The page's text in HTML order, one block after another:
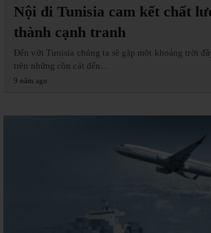
Nội đi Tunisia cam kết chất
thành cạnh tranh
Đến với Tunisia chúng ta sẽ gặp một khoảng trời
trên những cồn cát đến…
9 năm ago